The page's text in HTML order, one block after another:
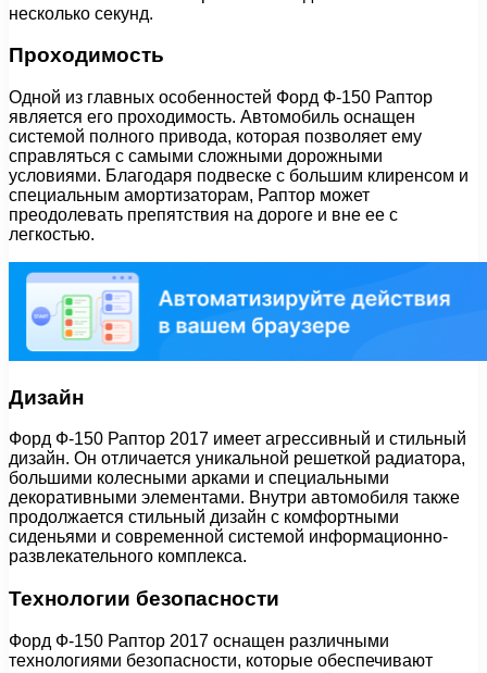
несколько секунд.
Проходимость
Одной из главных особенностей Форд Ф-150 Раптор
является его проходимость. Автомобиль оснащен
системой полного привода, которая позволяет ему
справляться с самыми сложными дорожными
условиями. Благодаря подвеске с большим клиренсом и
специальным амортизаторам, Раптор может
преодолевать препятствия на дороге и вне ее с
легкостью.
Дизайн
Форд Ф-150 Раптор 2017 имеет агрессивный и стильный
дизайн. Он отличается уникальной решеткой радиатора,
большими колесными арками и специальными
декоративными элементами. Внутри автомобиля также
продолжается стильный дизайн с комфортными
сиденьями и современной системой информационно-
развлекательного комплекса.
Технологии безопасности
Форд Ф-150 Раптор 2017 оснащен различными
технологиями безопасности, которые обеспечивают